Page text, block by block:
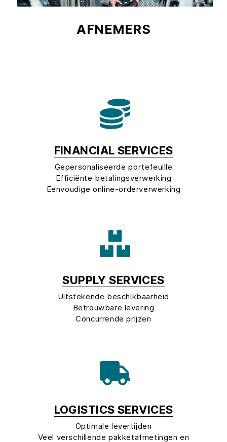
AFNEMERS
FINANCIAL SERVICES
Gepersonaliseerde portefeuille
Efficiënte betalingsverwerking
Eenvoudige online-orderverwerking
SUPPLY SERVICES
Uitstekende beschikbaarheid
Betrouwbare levering
Concurrende prijzen
LOGISTICS SERVICES
Optimale levertijden
Veel verschillende pakketafmetingen en